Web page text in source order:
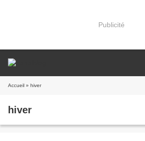
Publicité
Accueil » hiver
hiver